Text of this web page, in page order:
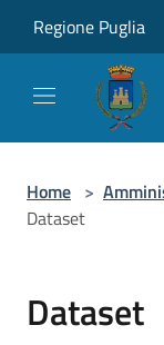
Regione Puglia
Home >
Dataset
Dataset